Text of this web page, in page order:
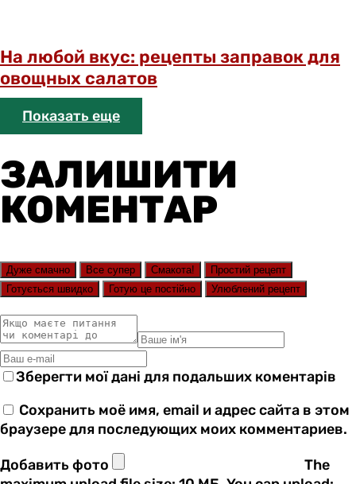
На любой вкус: рецепты заправок для
овощных салатов
Показать еще
ЗАЛИШИТИ
КОМЕНТАР
Дуже смачно Все супер Смакота!
Простий рецепт
Готується швидко
Готую це постійно Улюблений рецепт
Зберегти мої дані для подальших коментарів
Сохранить моё имя, email и адрес сайта в этом
браузере для последующих моих комментариев.
Добавить фото
The